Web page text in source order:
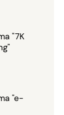
"7K
"e-